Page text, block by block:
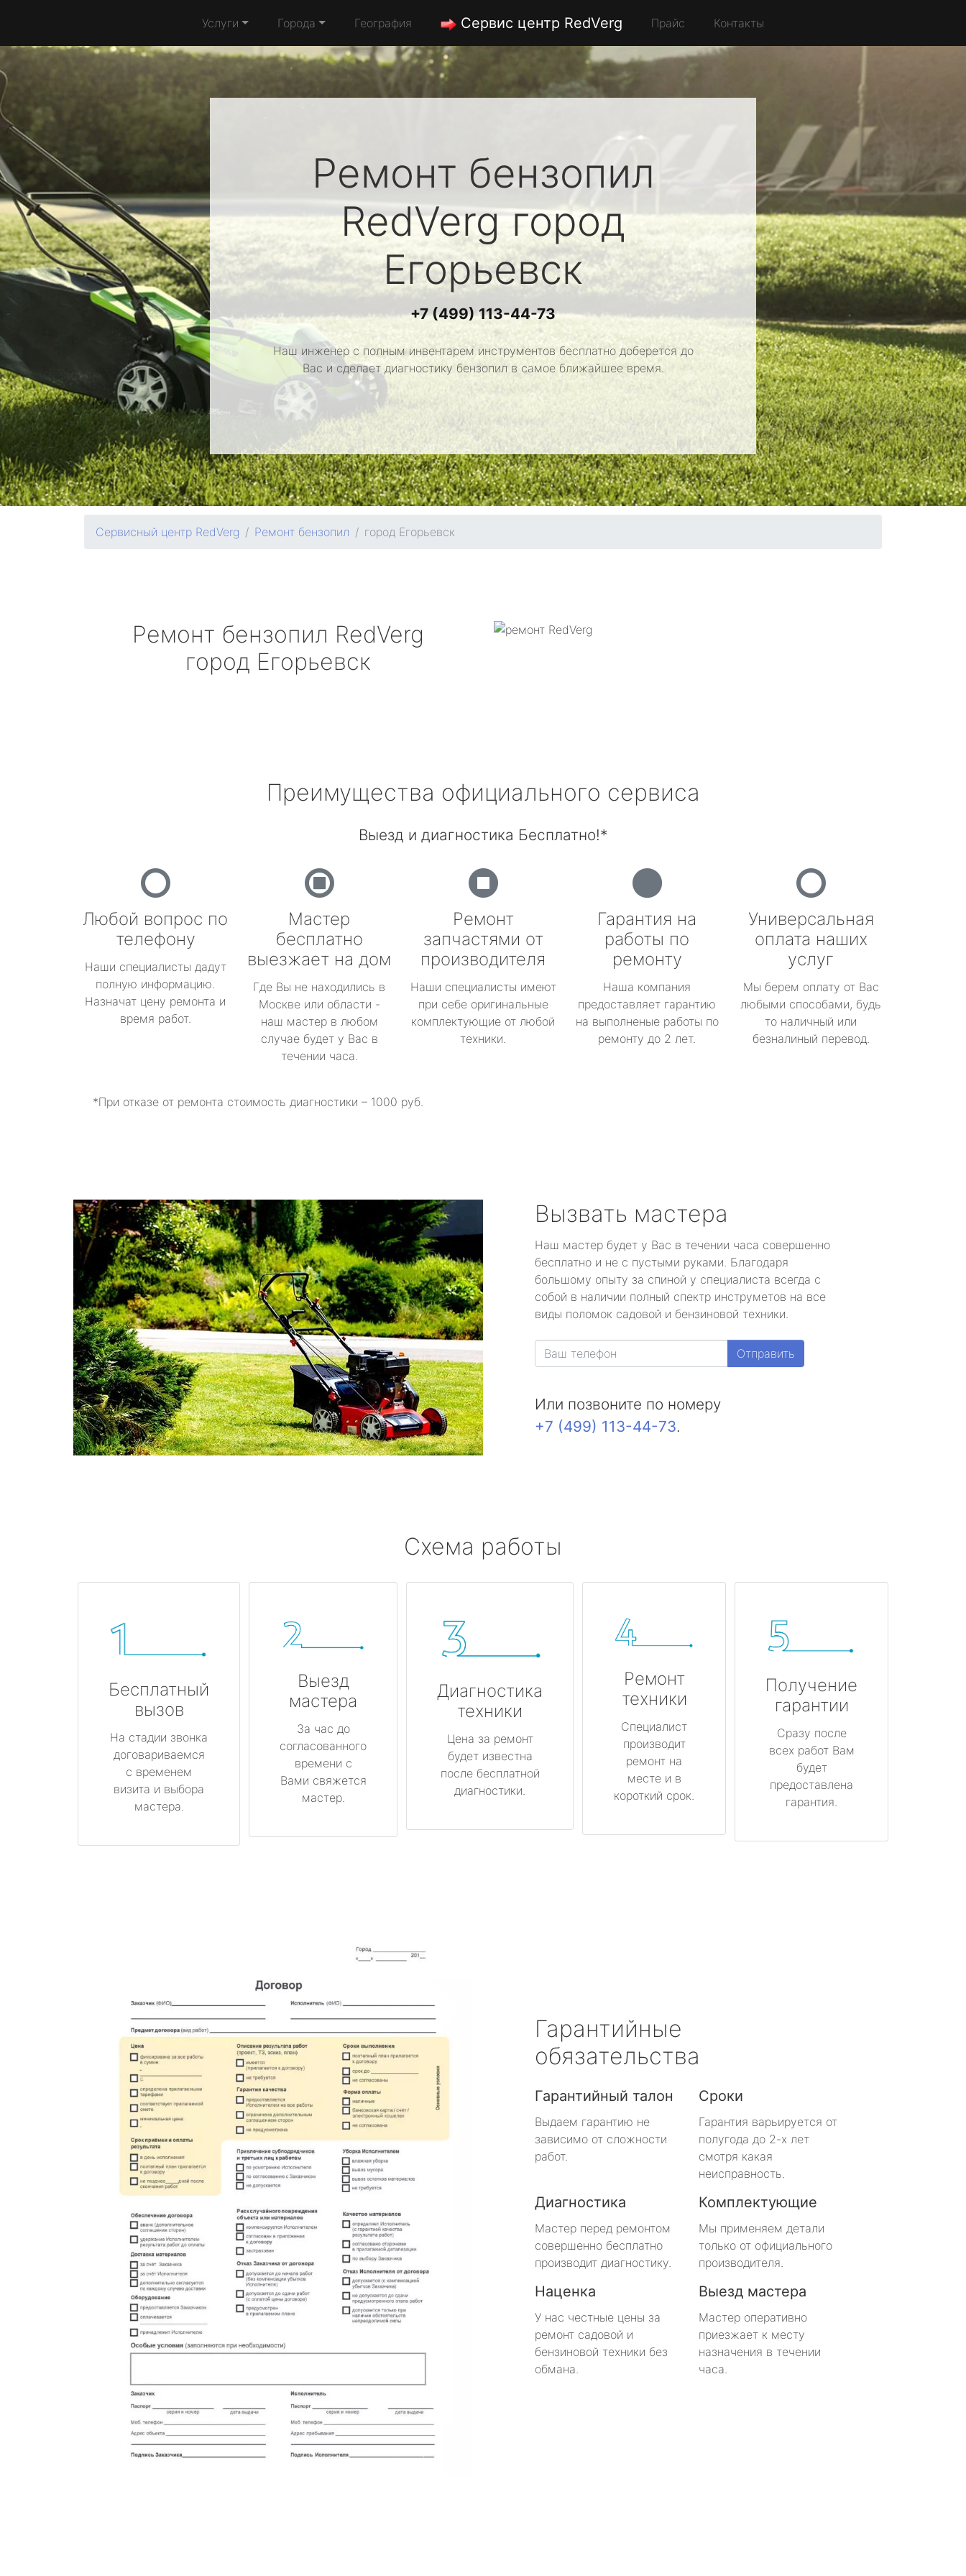
Услуги Города География Сервис центр RedVerg Прайс Контакты
Ремонт бензопил
RedVergгород
Егорьевск
+7 (499) 113-44-73
Наш инженер с полным инвентарем инструментов бесплатно доберется до
Вас и сделает диагностику бензопил в самое ближайшее время.
Сервисный центр RedVerg Ремонт бензопил город Егорьевск
Ремонт бензопил RedVerg
город Егорьевск
Преимущества официального сервиса
Выезд и диагностика Бесплатно!*
Любой вопрос по
телефону
Наши специалисты дадут
полную информацию.
Назначат цену ремонта и
время работ.
Мастер
бесплатно
выезжает на дом
Где Вы не находились в
Москве или области -
наш мастер в любом
случае будет у Вас в
течении часа.
Ремонт
запчастями от
производителя
Наши специалисты имеют
при себе оригинальные
комплектующие от любой
техники.
Гарантия на
работы по
ремонту
Наша компания
предоставляет гарантию
на выполненые работы по
ремонту до 2 лет.
Универсальная
оплата наших
услуг
Мы берем оплату от Вас
любыми способами, будь
то наличный или
безналиный перевод.
*При отказе от ремонта стоимость диагностики – 1000 руб.
Вызвать мастера
Наш мастер будет у Вас в течении часа совершенно
бесплатно и не с пустыми руками. Благодаря
большому опыту за спиной у специалиста всегда с
собой в наличии полный спектр инструметов на все
виды поломок садовой и бензиновой техники.
Отправить
Или позвоните по номеру
+7 (499) 113-44-73.
Схема работы
Бесплатный
вызов
На стадии звонка
договариваемся
с временем
визита и выбора
мастера.
Выезд
мастера
За час до
согласованного
времени с
Вами свяжется
мастер.
Диагностика
техники
Цена за ремонт
будет известна
после бесплатной
диагностики.
Ремонт
техники
Специалист
производит
ремонт на
месте и в
короткий срок.
Получение
гарантии
Сразу после
всех работ Вам
будет
предоставлена
гарантия.
Гарантийные
обязательства
Гарантийный талон
Выдаем гарантию не
зависимо от сложности
работ.
Сроки
Гарантия варьируется от
полугода до 2-х лет
смотря какая
неисправность.
Диагностика
Мастер перед ремонтом
совершенно бесплатно
производит диагностику.
Комплектующие
Мы применяем детали
только от официального
производителя.
Наценка
У нас честные цены за
ремонт садовой и
бензиновой техники без
обмана.
Выезд мастера
Мастер оперативно
приезжает к месту
назначения в течении
часа.